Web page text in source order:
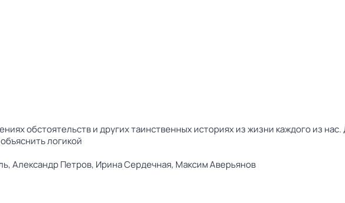
обстоятельств и других таинственных историях из жизни каждого из
логикой
Александр Петров, Ирина Сердечная, Максим Аверьянов